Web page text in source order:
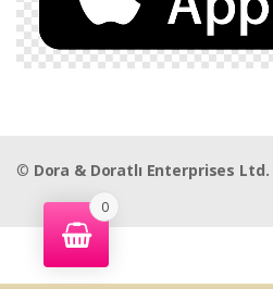
© Dora & Doratlı Enterprises Ltd.
0